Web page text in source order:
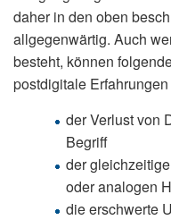
daher in den oben
allgegenwärtig. Auch
besteht, können
postdigitale
der Verlust von
Begriff
der
oder analogen
die erschwerte